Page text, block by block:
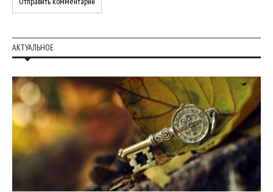
АКТУАЛЬНОЕ